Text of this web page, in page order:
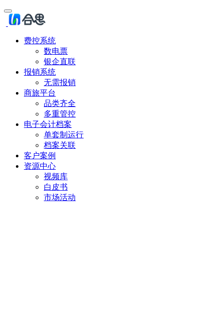
费控系统
数电票
银企直联
报销系统
无需报销
商旅平台
品类齐全
多重管控
电子会计档案
单套制运行
档案关联
客户案例
资源中心
视频库
白皮书
市场活动